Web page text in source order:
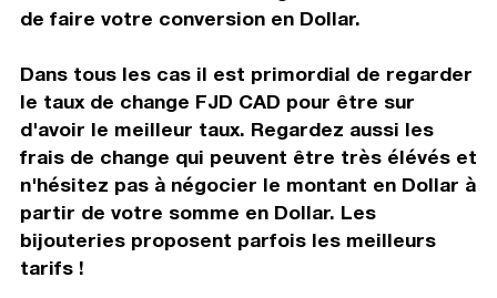
de faire votre conversion en Dollar.
Dans tous les cas il est primordial de regarder
le taux de change FJD CAD pour être sur
d'avoir le meilleur taux. Regardez aussi les
frais de change qui peuvent être très élévés et
n'hésitez pas à négocier le montant en Dollar à
partir de votre somme en Dollar. Les
bijouteries proposent parfois les meilleurs
tarifs !